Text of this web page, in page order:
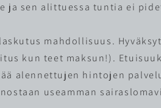
ja sen alittuessa tuntia ei
mahdollisuus.
kun teet maksun!).
alennettujen hintojen
useamman